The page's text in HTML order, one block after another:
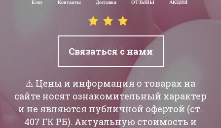
Блог Контакты Доставка ОТЗЫВЫ АКЦИЯ
Связаться с нами
⚠️ Цены и информация о товарах на
сайте носят ознакомительный характер
и не являются публичной офертой (ст.
407 ГК РБ). Актуальную стоимость и